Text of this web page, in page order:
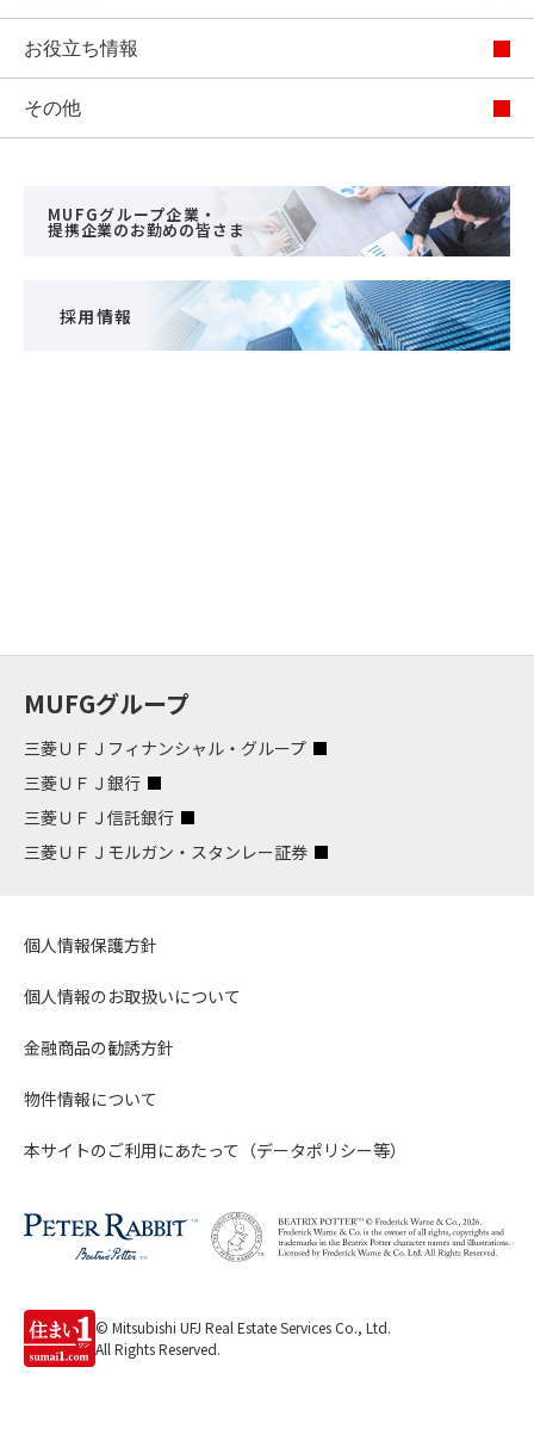
お役立ち情報
その他
MUFGグループ企業・
提携企業のお勤めの皆さま
採用情報
MUFGグループ
三菱ＵＦＪフィナンシャル・グループ
三菱ＵＦＪ銀行
三菱ＵＦＪ信託銀行
三菱ＵＦＪモルガン・スタンレー証券
個人情報保護方針
個人情報のお取扱いについて
金融商品の勧誘方針
物件情報について
本サイトのご利用にあたって（データポリシー等）
© Mitsubishi UFJ Real Estate Services Co., Ltd.
All Rights Reserved.